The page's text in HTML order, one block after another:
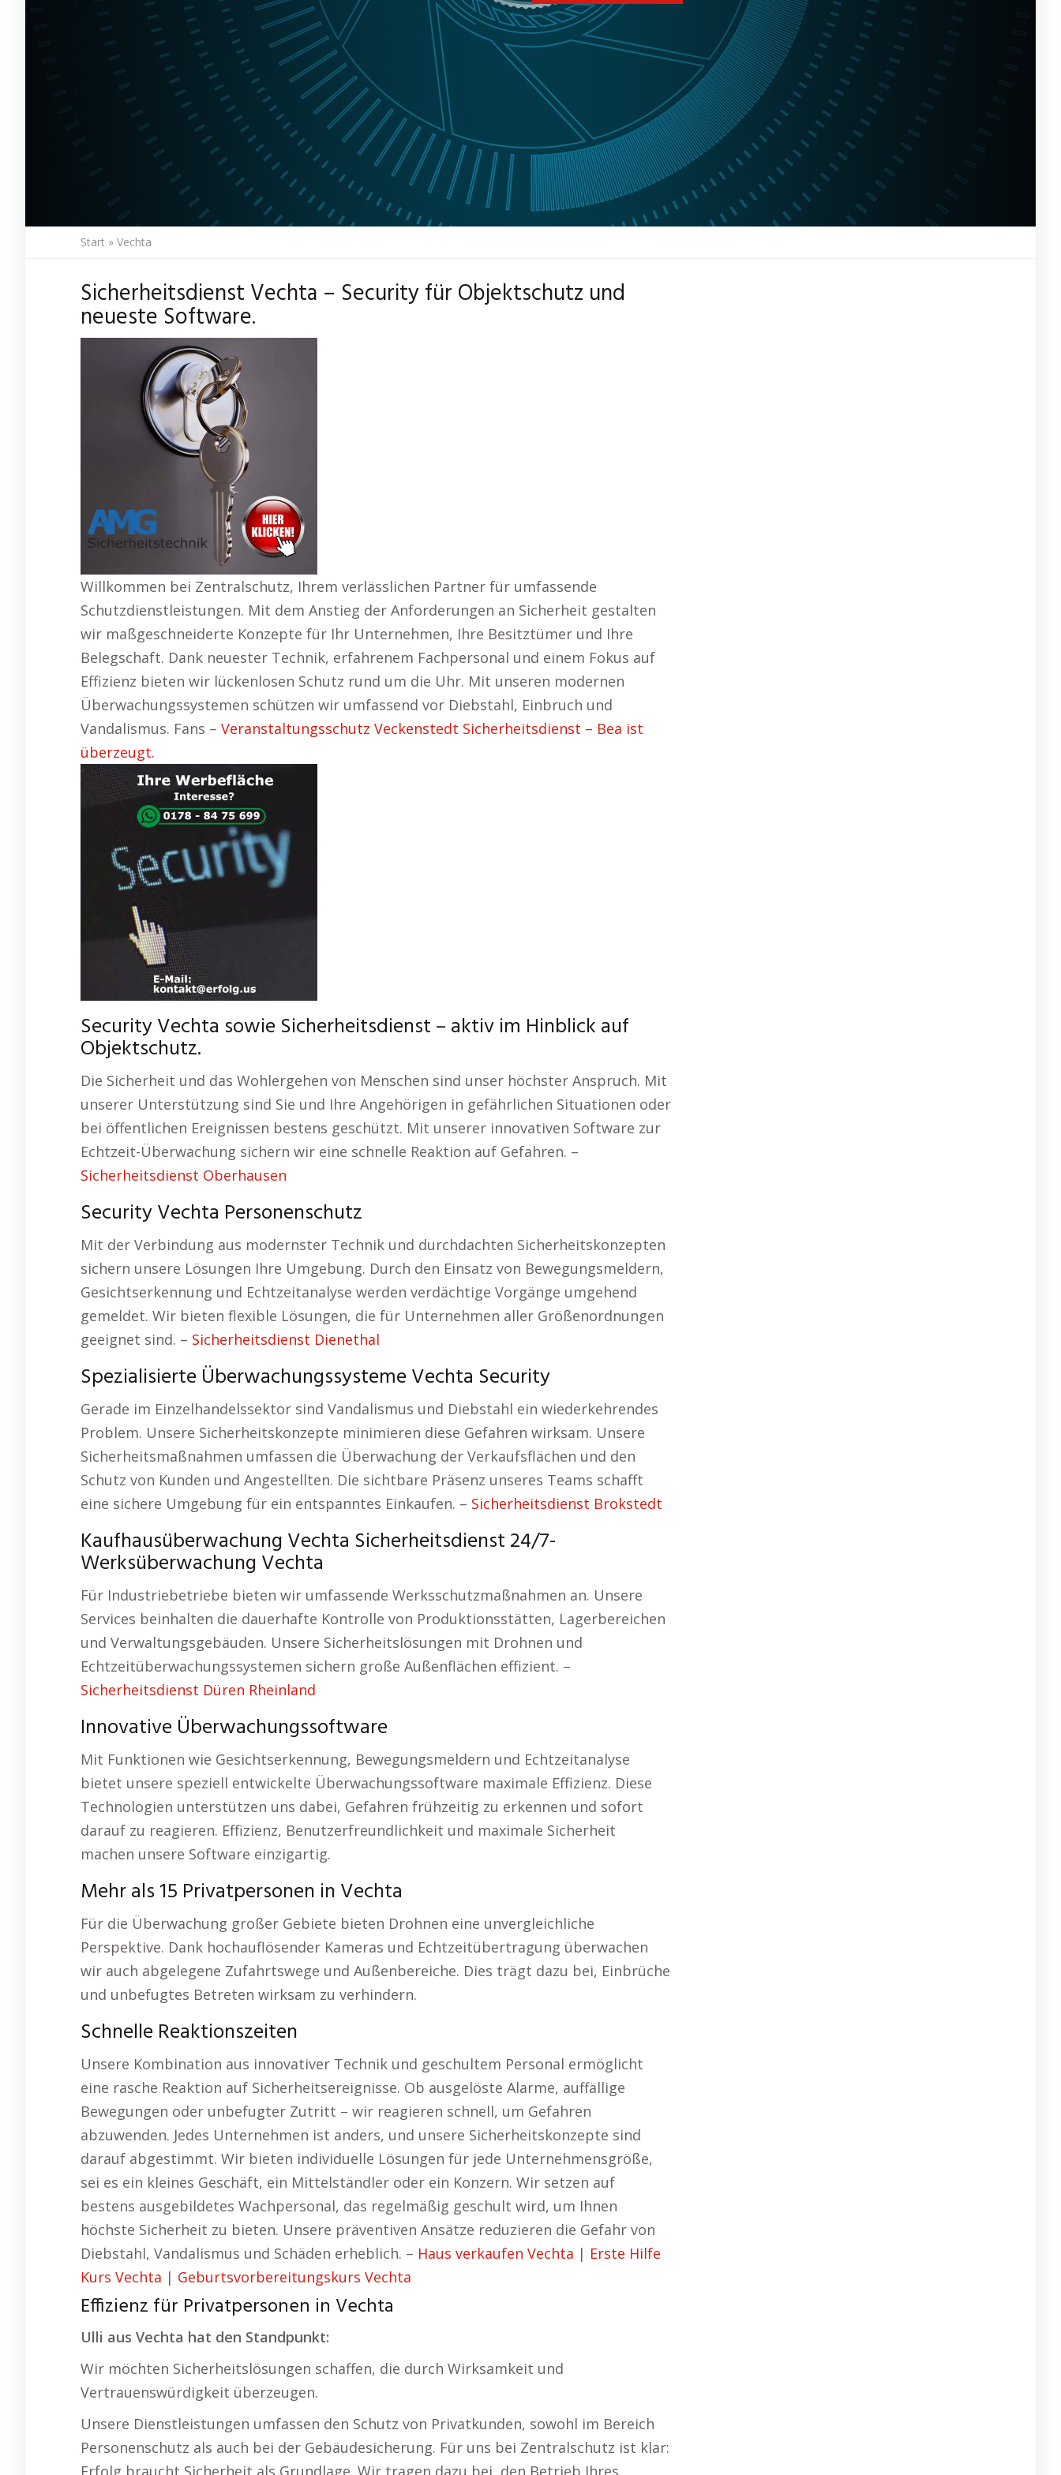
Start » Vechta
Sicherheitsdienst Vechta – Security für Objektschutz und
neueste Software.
Willkommen bei Zentralschutz, Ihrem verlässlichen Partner für umfassende
Schutzdienstleistungen. Mit dem Anstieg der Anforderungen an Sicherheit gestalten
wir maßgeschneiderte Konzepte für Ihr Unternehmen, Ihre Besitztümer und Ihre
Belegschaft. Dank neuester Technik, erfahrenem Fachpersonal und einem Fokus auf
Effizienz bieten wir lückenlosen Schutz rund um die Uhr. Mit unseren modernen
Überwachungssystemen schützen wir umfassend vor Diebstahl, Einbruch und
Vandalismus. Fans – Veranstaltungsschutz Veckenstedt Sicherheitsdienst – Bea ist
überzeugt.
Security Vechta sowie Sicherheitsdienst – aktiv im Hinblick auf
Objektschutz.
Die Sicherheit und das Wohlergehen von Menschen sind unser höchster Anspruch. Mit
unserer Unterstützung sind Sie und Ihre Angehörigen in gefährlichen Situationen oder
bei öffentlichen Ereignissen bestens geschützt. Mit unserer innovativen Software zur
Echtzeit-Überwachung sichern wir eine schnelle Reaktion auf Gefahren. –
Sicherheitsdienst Oberhausen
Security Vechta Personenschutz
Mit der Verbindung aus modernster Technik und durchdachten Sicherheitskonzepten
sichern unsere Lösungen Ihre Umgebung. Durch den Einsatz von Bewegungsmeldern,
Gesichtserkennung und Echtzeitanalyse werden verdächtige Vorgänge umgehend
gemeldet. Wir bieten flexible Lösungen, die für Unternehmen aller Größenordnungen
geeignet sind. – Sicherheitsdienst Dienethal
Spezialisierte Überwachungssysteme Vechta Security
Gerade im Einzelhandelssektor sind Vandalismus und Diebstahl ein wiederkehrendes
Problem. Unsere Sicherheitskonzepte minimieren diese Gefahren wirksam. Unsere
Sicherheitsmaßnahmen umfassen die Überwachung der Verkaufsflächen und den
Schutz von Kunden und Angestellten. Die sichtbare Präsenz unseres Teams schafft
eine sichere Umgebung für ein entspanntes Einkaufen. – Sicherheitsdienst Brokstedt
Kaufhausüberwachung Vechta Sicherheitsdienst 24/7-
Werksüberwachung Vechta
Für Industriebetriebe bieten wir umfassende Werksschutzmaßnahmen an. Unsere
Services beinhalten die dauerhafte Kontrolle von Produktionsstätten, Lagerbereichen
und Verwaltungsgebäuden. Unsere Sicherheitslösungen mit Drohnen und
Echtzeitüberwachungssystemen sichern große Außenflächen effizient. –
Sicherheitsdienst Düren Rheinland
Innovative Überwachungssoftware
Mit Funktionen wie Gesichtserkennung, Bewegungsmeldern und Echtzeitanalyse
bietet unsere speziell entwickelte Überwachungssoftware maximale Effizienz. Diese
Technologien unterstützen uns dabei, Gefahren frühzeitig zu erkennen und sofort
darauf zu reagieren. Effizienz, Benutzerfreundlichkeit und maximale Sicherheit
machen unsere Software einzigartig.
Mehr als 15 Privatpersonen in Vechta
Für die Überwachung großer Gebiete bieten Drohnen eine unvergleichliche
Perspektive. Dank hochauflösender Kameras und Echtzeitübertragung überwachen
wir auch abgelegene Zufahrtswege und Außenbereiche. Dies trägt dazu bei, Einbrüche
und unbefugtes Betreten wirksam zu verhindern.
Schnelle Reaktionszeiten
Unsere Kombination aus innovativer Technik und geschultem Personal ermöglicht
eine rasche Reaktion auf Sicherheitsereignisse. Ob ausgelöste Alarme, auffällige
Bewegungen oder unbefugter Zutritt – wir reagieren schnell, um Gefahren
abzuwenden. Jedes Unternehmen ist anders, und unsere Sicherheitskonzepte sind
darauf abgestimmt. Wir bieten individuelle Lösungen für jede Unternehmensgröße,
sei es ein kleines Geschäft, ein Mittelständler oder ein Konzern. Wir setzen auf
bestens ausgebildetes Wachpersonal, das regelmäßig geschult wird, um Ihnen
höchste Sicherheit zu bieten. Unsere präventiven Ansätze reduzieren die Gefahr von
Diebstahl, Vandalismus und Schäden erheblich. – Haus verkaufen Vechta | Erste Hilfe
Kurs Vechta | Geburtsvorbereitungskurs Vechta
Effizienz für Privatpersonen in Vechta
Ulli aus Vechta hat den Standpunkt:
Wir möchten Sicherheitslösungen schaffen, die durch Wirksamkeit und
Vertrauenswürdigkeit überzeugen.
Unsere Dienstleistungen umfassen den Schutz von Privatkunden, sowohl im Bereich
Personenschutz als auch bei der Gebäudesicherung. Für uns bei Zentralschutz ist klar:
Erfolg braucht Sicherheit als Grundlage. Wir tragen dazu bei, den Betrieb Ihres